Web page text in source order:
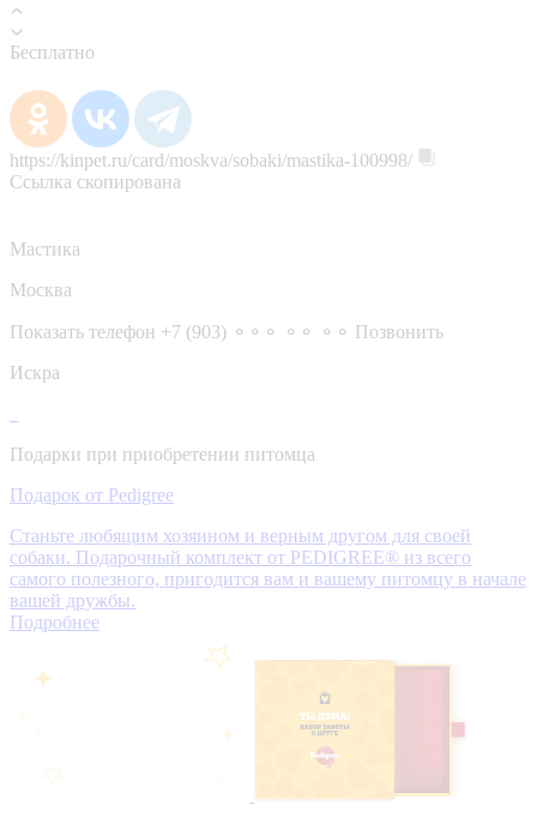
Бесплатно
https://kinpet.ru/card/moskva/sobaki/mastika-100998/
Ссылка скопирована
Мастика
Москва
Показать телефон +7 (903) ⚬⚬⚬ ⚬⚬ ⚬⚬ Позвонить
Искра
Подарки при приобретении питомца
Подарок от Pedigree
Станьте любящим хозяином и верным другом для своей
собаки. Подарочный комплект от PEDIGREE® из всего
самого полезного, пригодится вам и вашему питомцу в начале
вашей дружбы.
Подробнее